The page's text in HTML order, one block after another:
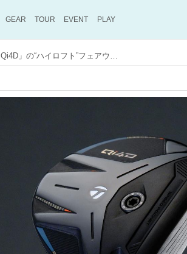
GEAR TOUR EVENT PLAY
200Yが「狙える距離」に！「Qi4D」の“ハイロフト”フェアウェイウッドがPGAツアーでモテまくる理由